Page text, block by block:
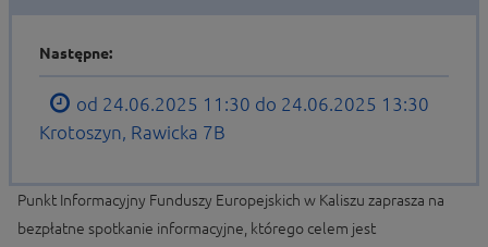
Następne:
od 24.06.2025 11:30 do 24.06.2025 13:30
Krotoszyn, Rawicka 7B
Punkt Informacyjny Funduszy Europejskich w Kaliszu zaprasza na
bezpłatne spotkanie informacyjne, którego celem jest